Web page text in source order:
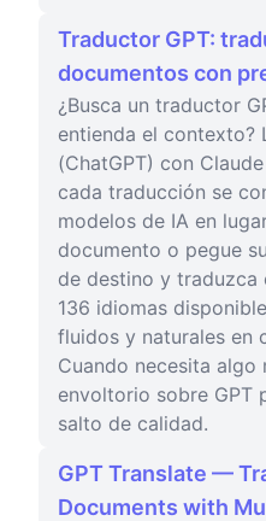
Traductor GPT:
documentos con
¿Busca un traductor
entienda el contexto?
(ChatGPT) con
cada traducción se
modelos de IA en
documento o pegue
de destino y traduzca
136 idiomas
fluidos y naturales en
Cuando necesita algo
envoltorio sobre GPT
salto de calidad.
GPT Translate —
Documents with